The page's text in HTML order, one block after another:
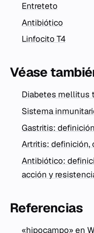
Entreteto
Antibiótico
Linfocito T4
Véase
Diabetes mellitus
Sistema
Gastritis:
Artritis: definición,
Antibiótico:
acción y
Referencias
«hipocampo» en